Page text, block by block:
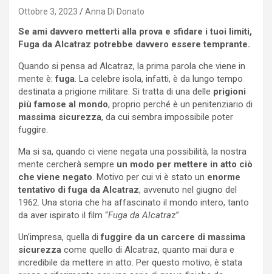
Ottobre 3, 2023 Anna Di Donato
Se ami davvero metterti alla prova e sfidare i tuoi limiti,
Fuga da Alcatraz potrebbe davvero essere temprante.
Quando si pensa ad Alcatraz, la prima parola che viene in
mente è:fuga. La celebre isola, infatti, è da lungo tempo
destinata a prigione militare. Si tratta di una delle prigioni
più famose al mondo, proprio perché è un penitenziario di
massima sicurezza, da cui sembra impossibile poter
fuggire.
Ma si sa, quando ci viene negata una possibilità, la nostra
mente cercherà sempre un modo per mettere in atto ciò
che viene negato. Motivo per cui vi è stato un enorme
tentativo di fuga da Alcatraz, avvenuto nel giugno del
1962. Una storia che ha affascinato il mondo intero, tanto
da aver ispirato il film “Fuga da Alcatraz”.
Un’impresa, quella difuggire da un carcere di massima
sicurezza come quello di Alcatraz, quanto mai dura e
incredibile da mettere in atto. Per questo motivo, è stata